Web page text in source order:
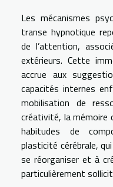
Les mécanismes
transe hypnotique
de l’attention,
extérieurs. Cette
accrue aux
capacités internes
mobilisation de
créativité, la mémoire
habitudes de
plasticité cérébrale,
se réorganiser et à
particulièrement